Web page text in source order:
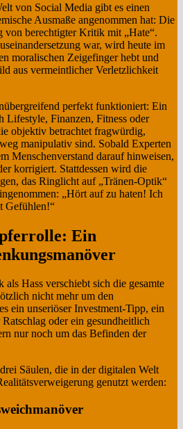
von Social Media gibt es einen
Ausmaße angenommen hat: Die
von berechtigter Kritik mit „Hate“.
war, wird heute im
moralischen Zeigefinger hebt und
aus vermeintlicher Verletzlichkeit
perfekt funktioniert: Ein
Lifestyle, Finanzen, Fitness oder
objektiv betrachtet fragwürdig,
manipulativ sind. Sobald Experten
Menschenverstand darauf hinweisen,
korrigiert. Stattdessen wird die
das Ringlicht auf „Tränen-Optik“
„Hört auf zu haten! Ich
Gefühlen!“
Ein
Hass verschiebt sich die gesamte
nicht mehr um den
ein unseriöser Investment-Tipp, ein
oder ein gesundheitlich
nur noch um das Befinden der
Säulen, die in der digitalen Welt
genutzt werden: